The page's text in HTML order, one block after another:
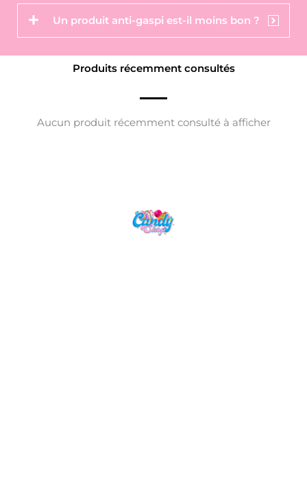
Un produit anti-gaspi est-il moins bon ?
Produits récemment consultés
Aucun produit récemment consulté à afficher